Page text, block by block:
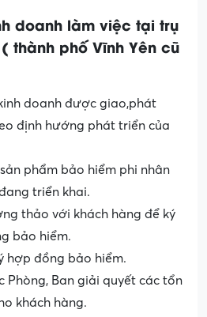
doanh làm việc tại trụ
thành phố Vĩnh Yên cũ
doanh được giao,phát
định hướng phát triển của
phẩm bảo hiểm phi nhân
triển khai.
thảo với khách hàng để ký
bảo hiểm.
hợp đồng bảo hiểm.
Phòng, Ban giải quyết các tổn
khách hàng.